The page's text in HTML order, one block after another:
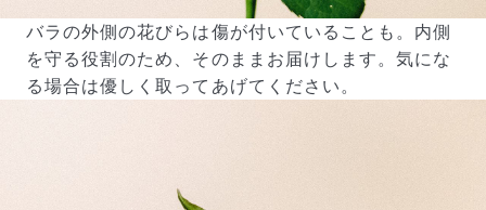
バラの外側の花びらは傷が付いていることも。内側
を守る役割のため、そのままお届けします。気にな
る場合は優しく取ってあげてください。